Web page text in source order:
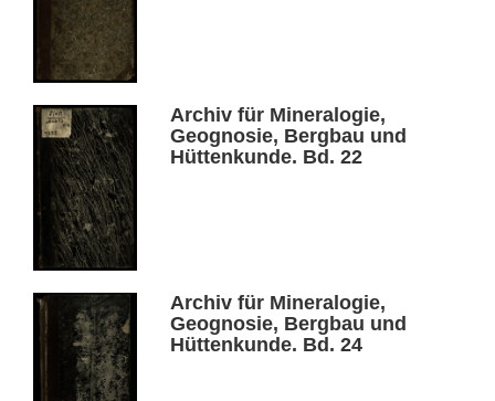
Archiv für Mineralogie,
Geognosie, Bergbau und
Hüttenkunde. Bd. 22
Archiv für Mineralogie,
Geognosie, Bergbau und
Hüttenkunde. Bd. 24